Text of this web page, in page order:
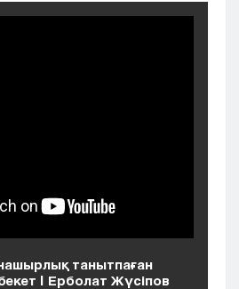
танытпаған
| Ерболат Жүсіпов